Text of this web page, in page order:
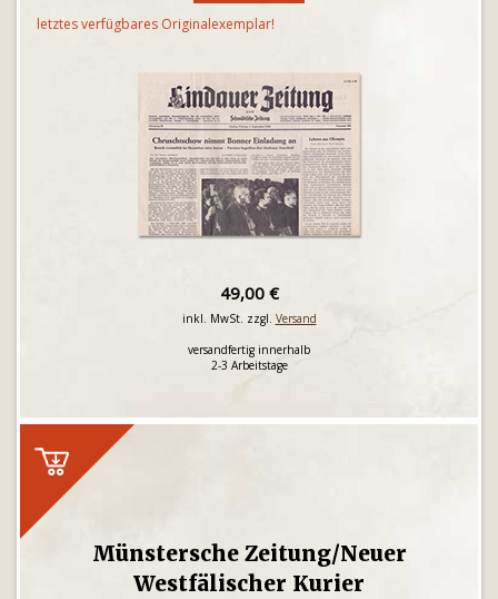
letztes verfügbares Originalexemplar!
49,00 €
inkl. MwSt. zzgl. Versand
versandfertig innerhalb
2-3 Arbeitstage
Münstersche Zeitung/Neuer
Westfälischer Kurier